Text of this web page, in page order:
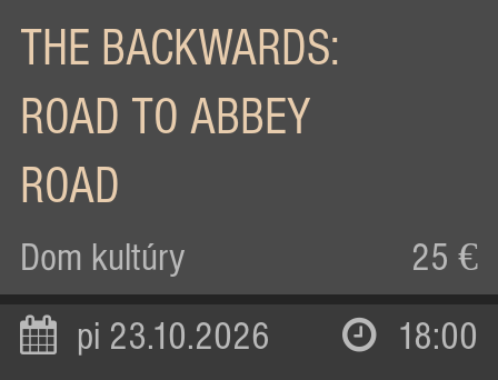
THE BACKWARDS:
ROAD TO ABBEY
ROAD
Dom kultúry 25 €
pi 23.10.2026 18:00